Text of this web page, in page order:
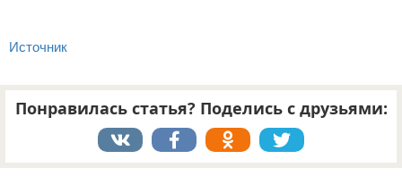
Источник
Понравилась статья? Поделись с друзьями: